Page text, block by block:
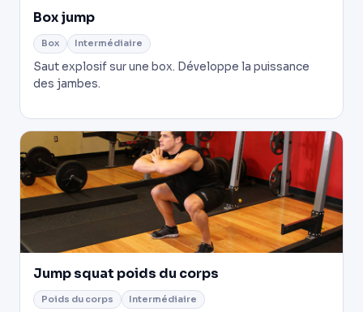
Box jump
Box Intermédiaire
Saut explosif sur une box. Développe la puissance
des jambes.
Jump squat poids du corps
Poids du corps Intermédiaire